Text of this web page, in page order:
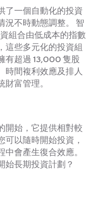
了一個自動化的投資
況不時動態調整。 智
組合由低成本的指數
這些多元化的投資組
有超過 13,000 隻股
時間複利效應及排人
富管理。
開始，它提供相對較
可以隨時開始投資，
會產生復合效應。
始長期投資計劃？